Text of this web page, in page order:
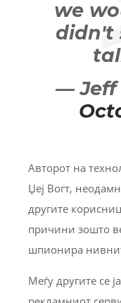
we
didn't
— Jeff
Авторот на
Џеј Вогт,
другите
причини зошто
шпионира
Меѓу другите се